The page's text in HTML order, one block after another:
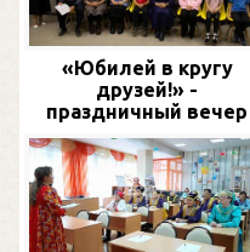
«Юбилей в кругу
друзей!» -
праздничный вечер